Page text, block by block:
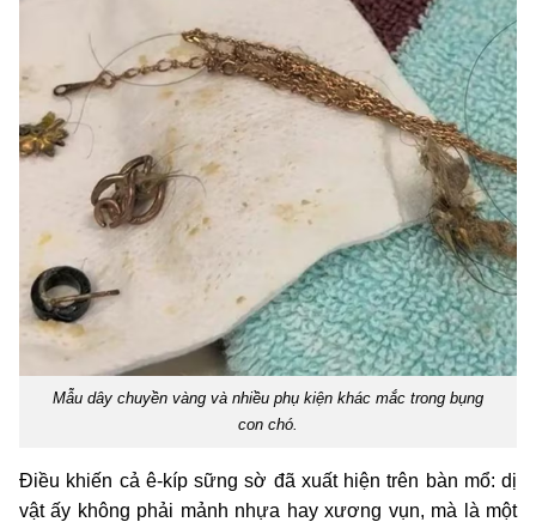
Mẫu dây chuyền vàng và nhiều phụ kiện khác mắc trong bụng
con chó.
Điều khiến cả ê-kíp sững sờ đã xuất hiện trên bàn mổ: dị
vật ấy không phải mảnh nhựa hay xương vụn, mà là một